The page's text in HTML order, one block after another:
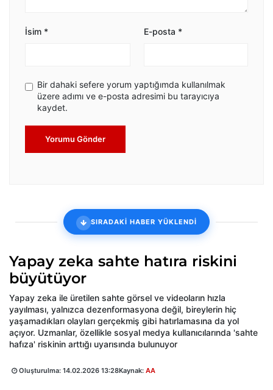
İsim * E-posta *
Bir dahaki sefere yorum yaptığımda kullanılmak
üzere adımı ve e-posta adresimi bu tarayıcıya
kaydet.
Yorumu Gönder
SIRADAKİ HABER YÜKLENDİ
Yapay zeka sahte hatıra riskini
büyütüyor
Yapay zeka ile üretilen sahte görsel ve videoların hızla
yayılması, yalnızca dezenformasyona değil, bireylerin hiç
yaşamadıkları olayları gerçekmiş gibi hatırlamasına da yol
açıyor. Uzmanlar, özellikle sosyal medya kullanıcılarında 'sahte
hafıza' riskinin arttığı uyarısında bulunuyor
Oluşturulma: 14.02.2026 13:28Kaynak: AA